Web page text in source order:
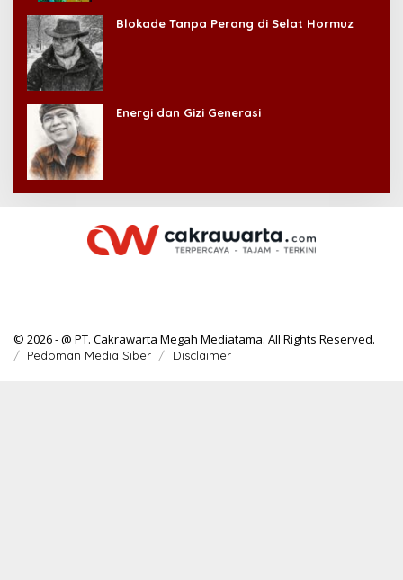
Blokade Tanpa Perang di Selat Hormuz
Energi dan Gizi Generasi
© 2026 - @ PT. Cakrawarta Megah Mediatama. All Rights Reserved.
Pedoman Media Siber Disclaimer